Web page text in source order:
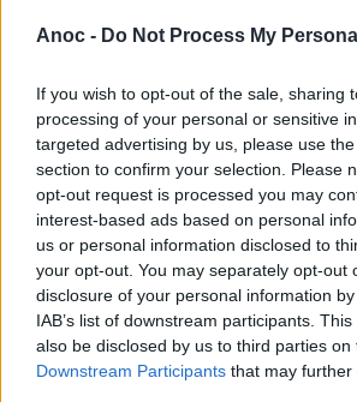
Anoc - Do Not Process My
If you wish to opt-out of the sale, sharing
processing of your personal or sensitive
targeted advertising by us, please use
section to confirm your selection. Please
opt-out request is processed you may
interest-based ads based on personal
us or personal information disclosed to
your opt-out. You may separately opt-out
disclosure of your personal information
IAB’s list of downstream participants.
also be disclosed by us to third parties on
Downstream Participants that may
Alpheus Bellulus - Spectacle
Le CollectiHiHihif présente son
"Alpheus Bellulus" les 22, 23 et 24 avril
La Vista. Une mise en lumière